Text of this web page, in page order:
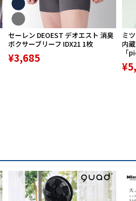
セーレン DEOEST デオエスト 消臭
ボクサーブリーフ IDX21 1枚
¥3,685
ミ
内
「